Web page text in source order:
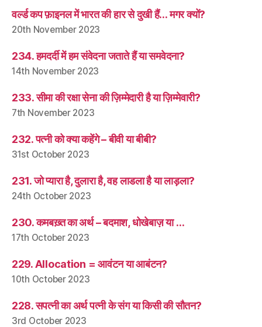
वर्ल्ड कप फ़ाइनल में भारत की हार से दुखी हैं… मगर क्यों?
20th November 2023
234. हमदर्दी में हम संवेदना जताते हैं या समवेदना?
14th November 2023
233. सीमा की रक्षा सेना की ज़िम्मेदारी है या ज़िम्मेवारी?
7th November 2023
232. पत्नी को क्या कहेंगे – बीवी या बीबी?
31st October 2023
231. जो प्यारा है, दुलारा है, वह लाडला है या लाड़ला?
24th October 2023
230. कमबख़्त का अर्थ – बदमाश, धोखेबाज़ या …
17th October 2023
229. Allocation = आवंटन या आबंटन?
10th October 2023
228. सपत्नी का अर्थ पत्नी के संग या किसी की सौतन?
3rd October 2023